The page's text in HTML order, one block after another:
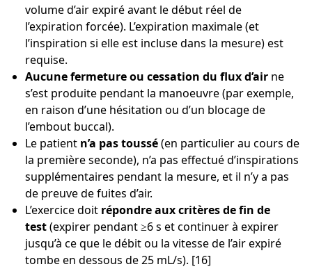
volume d’air expiré avant le début réel de
l’expiration forcée). L’expiration maximale (et
l’inspiration si elle est incluse dans la mesure) est
requise.
Aucune fermeture ou cessation du flux d’air ne
s’est produite pendant la manoeuvre (par exemple,
en raison d’une hésitation ou d’un blocage de
l’embout buccal).
Le patient n’a pas toussé(en particulier au cours de
la première seconde), n’a pas effectué d’inspirations
supplémentaires pendant la mesure, et il n’y a pas
de preuve de fuites d’air.
L’exercice doit répondre aux critères de fin de
test(expirer pendant ≥6 s et continuer à expirer
jusqu’à ce que le débit ou la vitesse de l’air expiré
tombe en dessous de 25 mL/s). [16]